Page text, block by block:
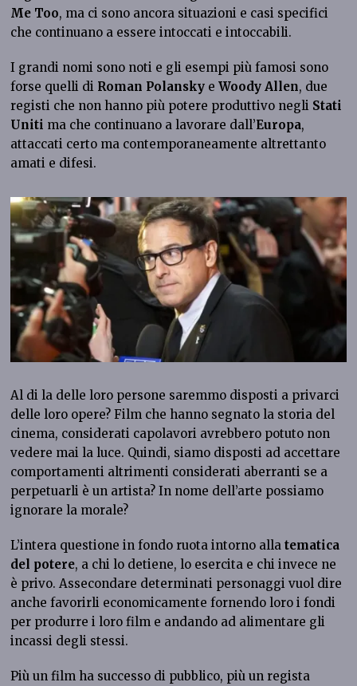
Me Too, ma ci sono ancora situazioni e casi specifici
che continuano a essere intoccati e intoccabili.
I grandi nomi sono noti e gli esempi più famosi sono
forse quelli di Roman Polansky eWoody Allen, due
registi che non hanno più potere produttivo negli Stati
Uniti ma che continuano a lavorare dall’Europa,
attaccati certo ma contemporaneamente altrettanto
amati e difesi.
Al di la delle loro persone saremmo disposti a privarci
delle loro opere? Film che hanno segnato la storia del
cinema, considerati capolavori avrebbero potuto non
vedere mai la luce. Quindi, siamo disposti ad accettare
comportamenti altrimenti considerati aberranti se a
perpetuarli è un artista? In nome dell’arte possiamo
ignorare la morale?
L’intera questione in fondo ruota intorno allatematica
del potere, a chi lo detiene, lo esercita e chi invece ne
è privo. Assecondare determinati personaggi vuol dire
anche favorirli economicamente fornendo loro i fondi
per produrre i loro film e andando ad alimentare gli
incassi degli stessi.
Più un film ha successo di pubblico, più un regista